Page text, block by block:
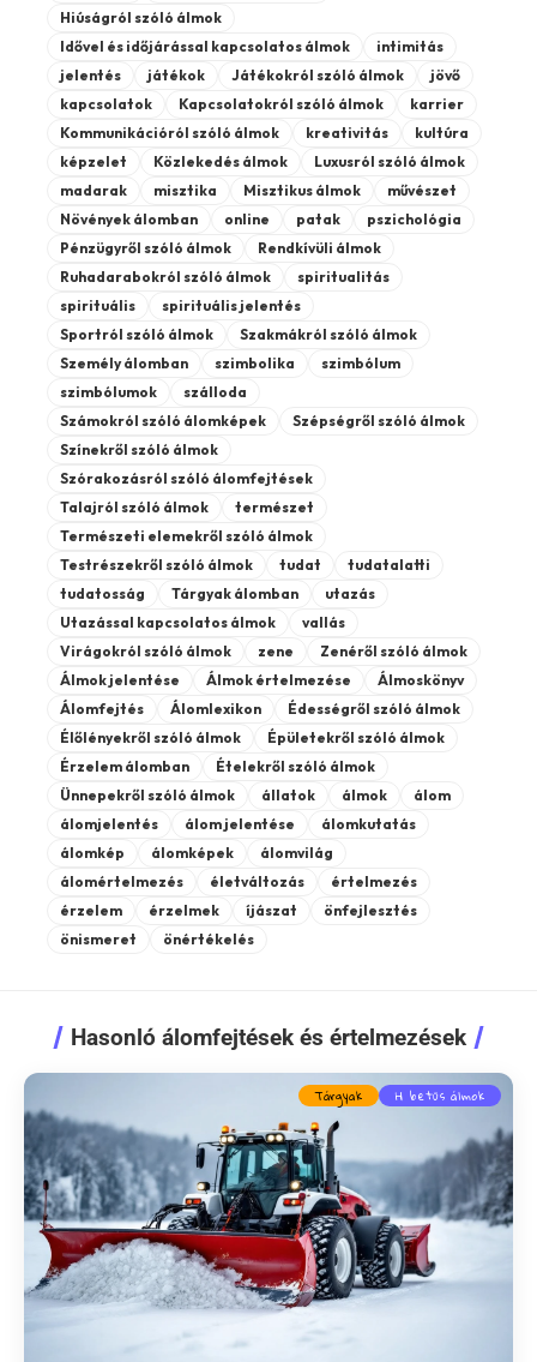
Hiúságról szóló álmok
Idővel és időjárással kapcsolatos álmok
intimitás
jelentés
játékok Játékokról szóló álmok
jövő
kapcsolatok
Kapcsolatokról szóló álmok
karrier
Kommunikációról szóló álmok
kreativitás
kultúra
képzelet
Közlekedés álmok
Luxusról szóló álmok
madarak
misztika Misztikus álmok
művészet
Növények álomban
online patak
pszichológia
Pénzügyről szóló álmok
Rendkívüli álmok
Ruhadarabokról szóló álmok
spiritualitás
spirituális
spirituális jelentés
Sportról szóló álmok
Szakmákról szóló álmok
Személy álomban
szimbolika
szimbólum
szimbólumok
szálloda
Számokról szóló álomképek
Szépségről szóló álmok
Színekről szóló álmok
Szórakozásról szóló álomfejtések
Talajról szóló álmok
természet
Természeti elemekről szóló álmok
Testrészekről szóló álmok
tudat
tudatalatti
tudatosság
Tárgyak álomban
utazás
Utazással kapcsolatos álmok
vallás
Virágokról szóló álmok
zene
Zenéről szóló álmok
Álmok jelentése
Álmok értelmezése
Álmoskönyv
Álomfejtés
Álomlexikon
Édességről szóló álmok
Élőlényekről szóló álmok
Épületekről szóló álmok
Érzelem álomban
Ételekről szóló álmok
Ünnepekről szóló álmok
állatok álmok
álom
álomjelentés
álom jelentése
álomkutatás
álomkép
álomképek
álomvilág
álomértelmezés
életváltozás
értelmezés
érzelem
érzelmek íjászat
önfejlesztés
önismeret
önértékelés
Hasonló álomfejtések és értelmezések
Tárgyak H betűs álmok